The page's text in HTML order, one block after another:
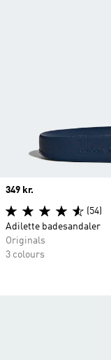
Price
349 kr.
(54)
Adilette badesandaler
Originals
3 colours